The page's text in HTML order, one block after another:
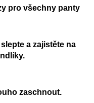
pro všechny panty
a zajistěte na
zaschnout.